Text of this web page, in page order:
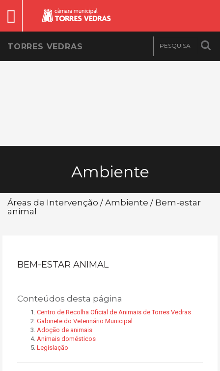
TORRES VEDRAS
Ambiente
Áreas de Intervenção / Ambiente / Bem-estar
animal
BEM-ESTAR ANIMAL
Conteúdos desta página
Centro de Recolha Oficial de Animais de Torres Vedras
Gabinete do Veterinário Municipal
Adoção de animais
Animais domésticos
Legislação